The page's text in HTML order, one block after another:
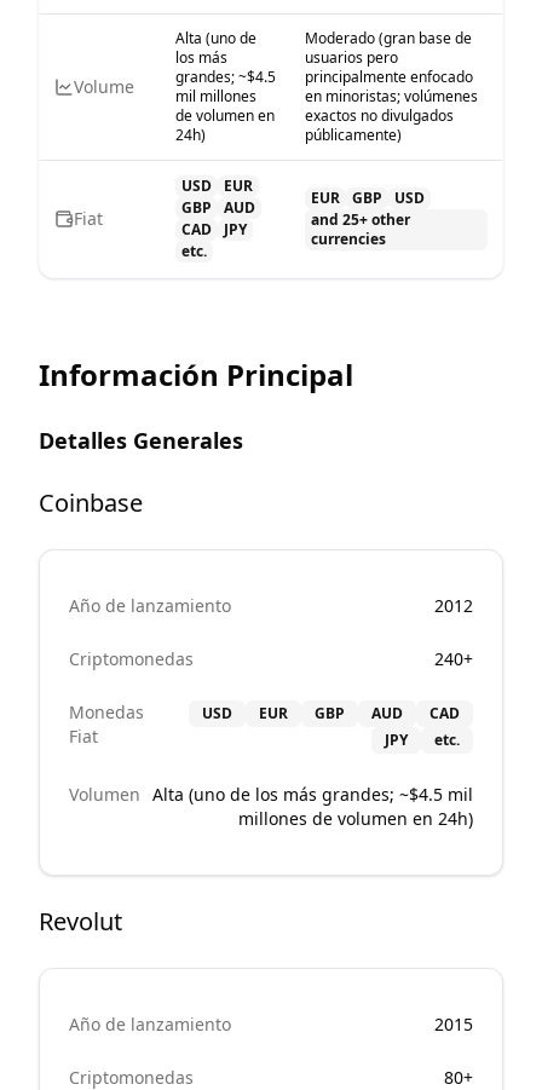
Volume
Alta (uno de
los más
grandes; ~$4.5
mil millones
de volumen en
24h)
Moderado (gran base de
usuarios pero
principalmente enfocado
en minoristas; volúmenes
exactos no divulgados
públicamente)
Fiat
USD
EUR
GBP
AUD
CAD
JPY
etc.
EUR GBP
USD
and 25+ other
currencies
Información Principal
Detalles Generales
Coinbase
Año de lanzamiento 2012
Criptomonedas 240+
Monedas
Fiat
USD EUR GBP AUD
CAD
JPY
etc.
Volumen Alta (uno de los más grandes; ~$4.5 mil
millones de volumen en 24h)
Revolut
Año de lanzamiento 2015
Criptomonedas 80+